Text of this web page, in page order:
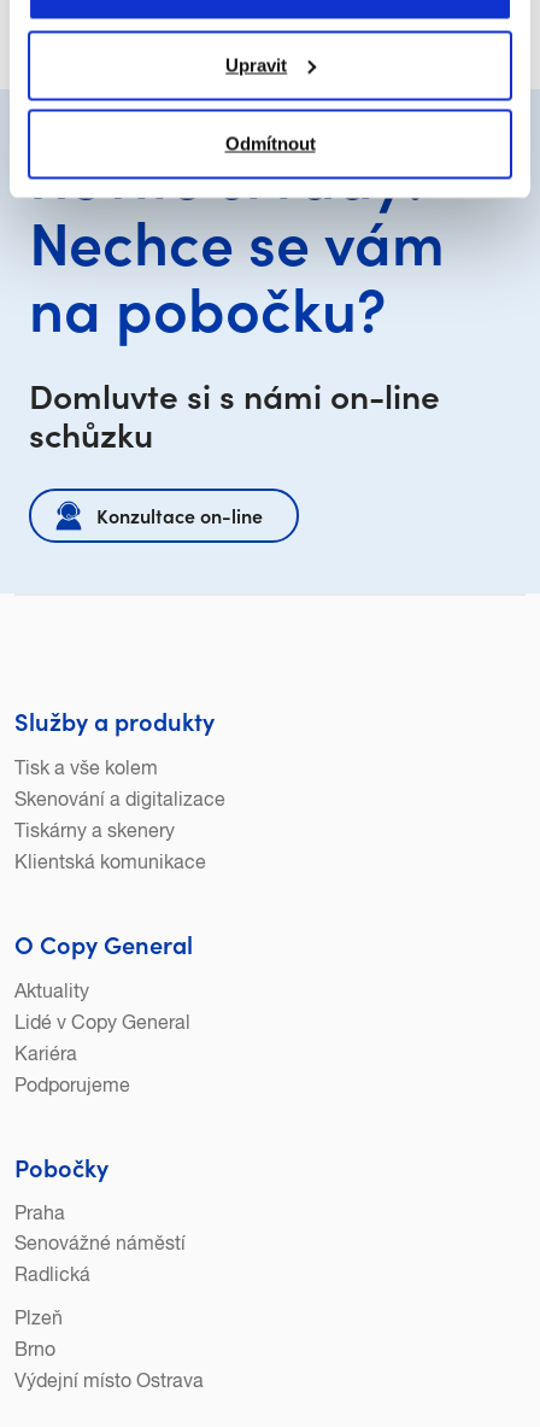
Upravit
Odmítnout
Nevíte si rady?
Nechce se vám
na pobočku?
Domluvte si s námi on-line
schůzku
Konzultace on-line
Služby a produkty
Tisk a vše kolem
Skenování a digitalizace
Tiskárny a skenery
Klientská komunikace
O Copy General
Aktuality
Lidé v Copy General
Kariéra
Podporujeme
Pobočky
Praha
Senovážné náměstí
Radlická
Plzeň
Brno
Výdejní místo Ostrava